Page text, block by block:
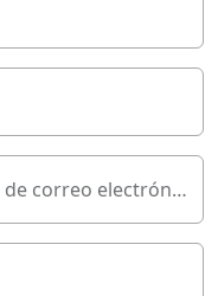
Vuelva a introducir su dirección de correo electrónico